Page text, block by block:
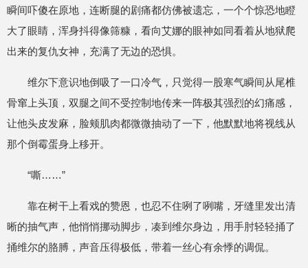
瞬间吓傻在原地，连断腿的剧痛都仿佛被遗忘，一个个惊恐地瞪
大了眼睛，浑身抖得像筛糠，看向艾娜的眼神如同看着从地狱爬
出来的复仇女神，充满了无边的恐惧。
维尔下意识地倒吸了一口冷气，只觉得一股寒气瞬间从尾椎
骨窜上头顶，双腿之间不受控制地传来一阵极其强烈的幻痛感，
让他头皮发麻，脸颊肌肉都微微抽动了一下，他默默地将视线从
那个倒霉蛋身上移开。
“嘶……”
靠在树干上看戏的赞恩，也忍不住咧了咧嘴，牙缝里发出清
晰的抽气声，他悄悄挪动脚步，凑到维尔身边，用手肘轻轻捅了
捅维尔的胳膊，声音压得极低，带着一丝心有余悸的调侃。